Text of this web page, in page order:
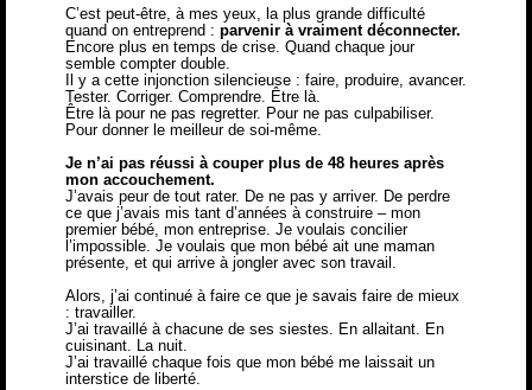
C’est peut-être, à mes yeux, la plus grande difficulté
quand on entreprend : parvenir à vraiment déconnecter.
Encore plus en temps de crise. Quand chaque jour
semble compter double.
Il y a cette injonction silencieuse : faire, produire, avancer.
Tester. Corriger. Comprendre. Être là.
Être là pour ne pas regretter. Pour ne pas culpabiliser.
Pour donner le meilleur de soi-même.
Je n’ai pas réussi à couper plus de 48 heures après
mon accouchement.
J’avais peur de tout rater. De ne pas y arriver. De perdre
ce que j’avais mis tant d’années à construire – mon
premier bébé, mon entreprise. Je voulais concilier
l’impossible. Je voulais que mon bébé ait une maman
présente, et qui arrive à jongler avec son travail.
Alors, j’ai continué à faire ce que je savais faire de mieux
: travailler.
J’ai travaillé à chacune de ses siestes. En allaitant. En
cuisinant. La nuit.
J’ai travaillé chaque fois que mon bébé me laissait un
interstice de liberté.